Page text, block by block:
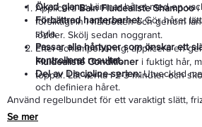
Ökad glans:Lämnar håret med en
Förbättrad hanterbarhet:Gör håret
styla.
Passar alla hårtyper som önskar ett
kontrollerat resultat.
Del av Discipline-serien:Utvecklad
och definiera håret.
AppliceraBain Fluidealiste Shampooi
försiktigt in i hårbotten och genom
lödder. Skölj sedan noggrant.
Efter schamponering, applicera en
Fluidealiste Conditioner i fuktigt hår,
toppar. Låt verka i 2-3 minuter och
Använd regelbundet för ett varaktigt slätt,
Se mer